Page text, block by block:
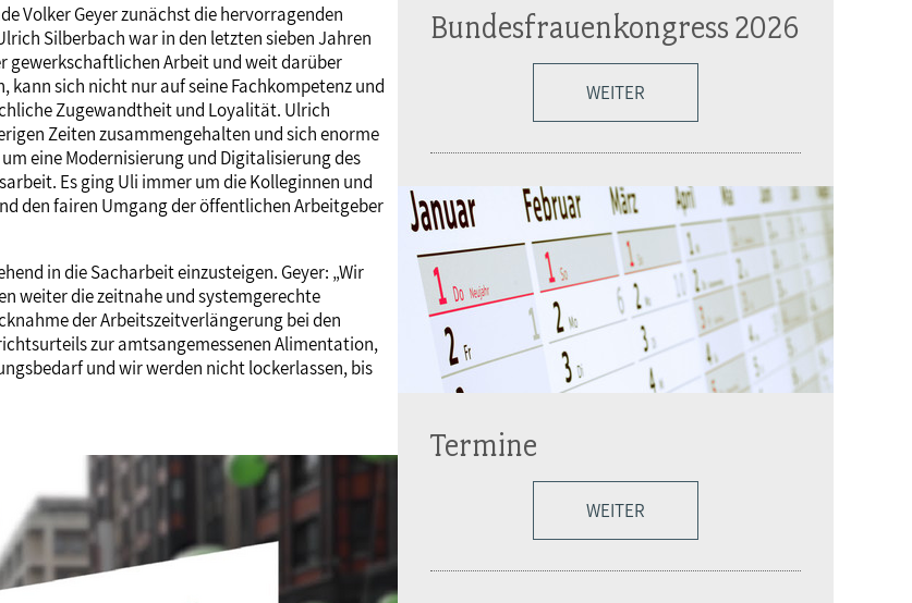
Volker Geyer zunächst die hervorragenden
Silberbach war in den letzten sieben Jahren
gewerkschaftlichen Arbeit und weit darüber
sich nicht nur auf seine Fachkompetenz und
Zugewandtheit und Loyalität. Ulrich
Zeiten zusammengehalten und sich enorme
eine Modernisierung und Digitalisierung des
Es ging Uli immer um die Kolleginnen und
den fairen Umgang der öffentlichen Arbeitgeber
in die Sacharbeit einzusteigen. Geyer: „Wir
weiter die zeitnahe und systemgerechte
der Arbeitszeitverlängerung bei den
zur amtsangemessenen Alimentation,
und wir werden nicht lockerlassen, bis
Bundesfrauenkongress 2026
WEITER
Termine
WEITER